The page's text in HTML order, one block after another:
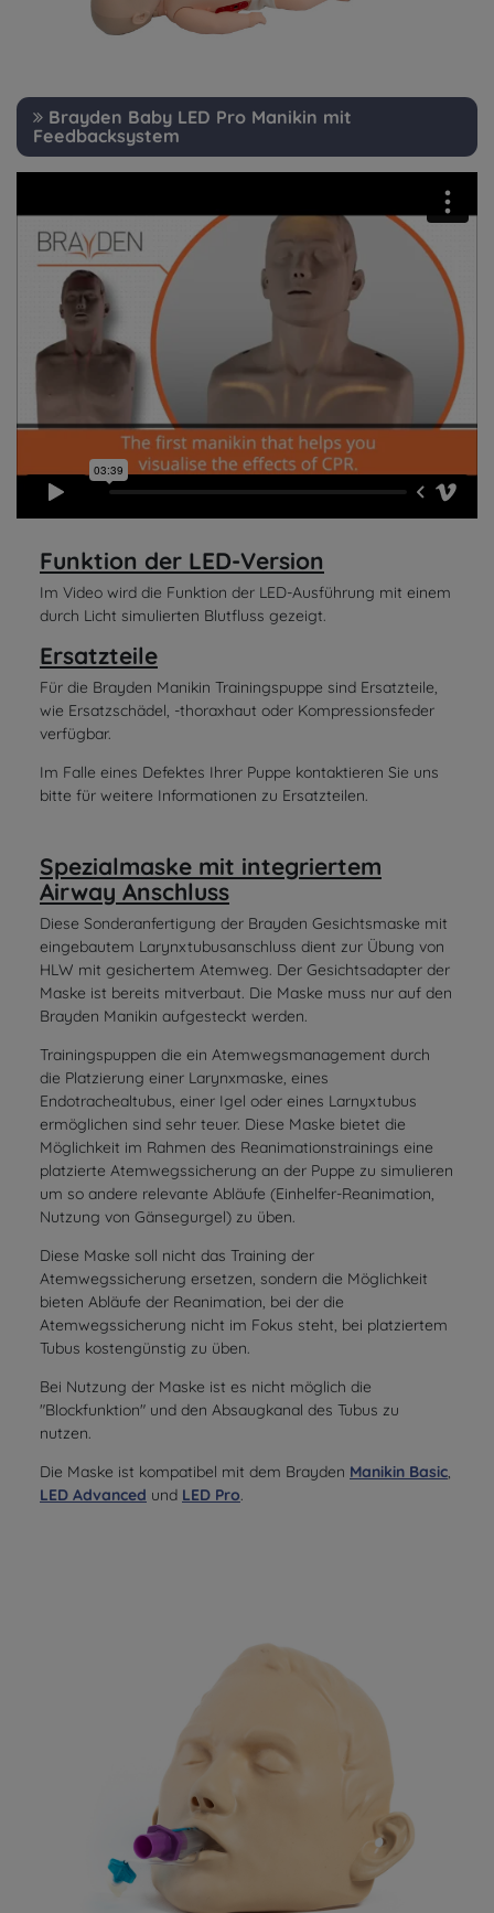
Brayden Baby LED Pro Manikin mit
Feedbacksystem
Funktion der LED-Version
Im Video wird die Funktion der LED-Ausführung mit einem
durch Licht simulierten Blutfluss gezeigt.
Ersatzteile
Für die Brayden Manikin Trainingspuppe sind Ersatzteile,
wie Ersatzschädel, -thoraxhaut oder Kompressionsfeder
verfügbar.
Im Falle eines Defektes Ihrer Puppe kontaktieren Sie uns
bitte für weitere Informationen zu Ersatzteilen.
Spezialmaske mit integriertem
Airway Anschluss
Diese Sonderanfertigung der Brayden Gesichtsmaske mit
eingebautem Larynxtubusanschluss dient zur Übung von
HLW mit gesichertem Atemweg. Der Gesichtsadapter der
Maske ist bereits mitverbaut. Die Maske muss nur auf den
Brayden Manikin aufgesteckt werden.
Trainingspuppen die ein Atemwegsmanagement durch
die Platzierung einer Larynxmaske, eines
Endotrachealtubus, einer Igel oder eines Larnyxtubus
ermöglichen sind sehr teuer. Diese Maske bietet die
Möglichkeit im Rahmen des Reanimationstrainings eine
platzierte Atemwegssicherung an der Puppe zu simulieren
um so andere relevante Abläufe (Einhelfer-Reanimation,
Nutzung von Gänsegurgel) zu üben.
Diese Maske soll nicht das Training der
Atemwegssicherung ersetzen, sondern die Möglichkeit
bieten Abläufe der Reanimation, bei der die
Atemwegssicherung nicht im Fokus steht, bei platziertem
Tubus kostengünstig zu üben.
Bei Nutzung der Maske ist es nicht möglich die
"Blockfunktion" und den Absaugkanal des Tubus zu
nutzen.
Die Maske ist kompatibel mit dem Brayden Manikin Basic,
LED Advanced und LED Pro.